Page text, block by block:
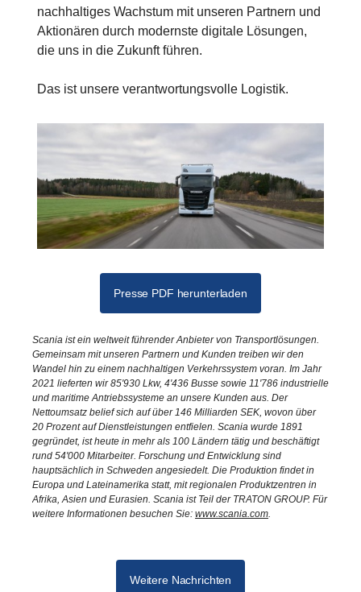
nachhaltiges Wachstum mit unseren Partnern und
Aktionären durch modernste digitale Lösungen,
die uns in die Zukunft führen.
Das ist unsere verantwortungsvolle Logistik.
Presse PDF herunterladen
Scania ist ein weltweit führender Anbieter von Transportlösungen.
Gemeinsam mit unseren Partnern und Kunden treiben wir den
Wandel hin zu einem nachhaltigen Verkehrssystem voran. Im Jahr
2021 lieferten wir 85'930 Lkw, 4'436 Busse sowie 11'786 industrielle
und maritime Antriebssysteme an unsere Kunden aus. Der
Nettoumsatz belief sich auf über 146 Milliarden SEK, wovon über
20 Prozent auf Dienstleistungen entfielen. Scania wurde 1891
gegründet, ist heute in mehr als 100 Ländern tätig und beschäftigt
rund 54'000 Mitarbeiter. Forschung und Entwicklung sind
hauptsächlich in Schweden angesiedelt. Die Produktion findet in
Europa und Lateinamerika statt, mit regionalen Produktzentren in
Afrika, Asien und Eurasien. Scania ist Teil der TRATON GROUP. Für
weitere Informationen besuchen Sie: www.scania.com
Weitere Nachrichten